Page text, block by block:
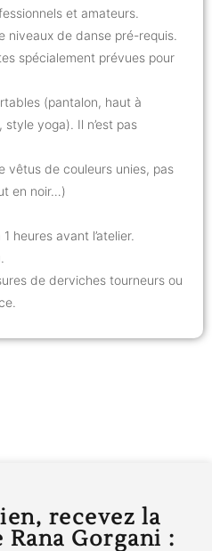
et amateurs.
niveaux de danse pré-requis.
spécialement prévues pour
(pantalon, haut à
yoga). Il n’est pas
vêtus de couleurs unies, pas
en noir…)
heures avant l’atelier.
de derviches tourneurs ou
recevez la
Gorgani :